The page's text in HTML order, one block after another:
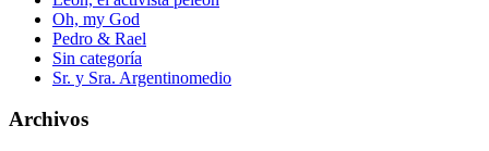
Oh, my God
Pedro & Rael
Sin categoría
Sr. y Sra. Argentinomedio
Archivos